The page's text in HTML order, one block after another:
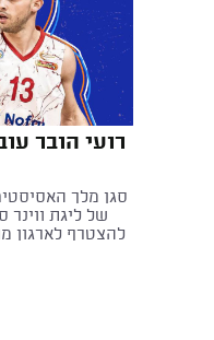
רועי הובר
סגן מלך
של ליגת
להצטרף לארגון